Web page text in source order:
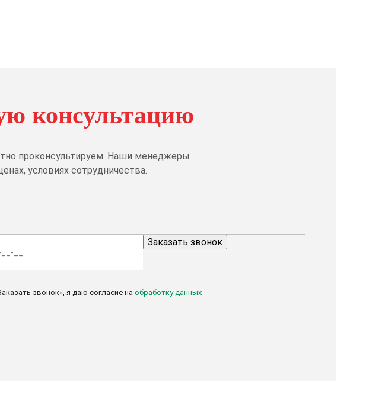
консультацию
проконсультируем. Наши менеджеры
условиях сотрудничества.
звонок», я даю согласие на обработку данных